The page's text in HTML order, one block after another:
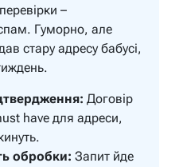
–
Гуморно, але
стару адресу бабусі,
Договір
have для адреси,
обробки: Запит йде